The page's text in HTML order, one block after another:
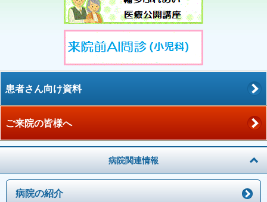
患者さん向け資料
ご来院の皆様へ
病院関連情報
病院の紹介